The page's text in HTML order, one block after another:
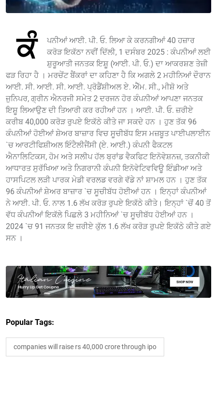
ਕੰ
ਪਨੀਆਂ ਆਈ. ਪੀ. ਓ. ਲਿਆ ਕੇ ਕਰਨਗੀਆਂ 40 ਹਜ਼ਾਰ
ਕਰੋੜ ਇਕੱਠਾ ਨਵੀਂ ਦਿੱਲੀ, 1 ਦਸੰਬਰ 2025 : ਕੰਪਨੀਆਂ ਲਈ
ਸ਼ੁਰੂਆਤੀ ਜਨਤਕ ਇਸ਼ੂ (ਆਈ. ਪੀ. ਓ.) ਦਾ ਆਕਰਸ਼ਣ ਤੇਜ਼ੀ
ਫੜ ਰਿਹਾ ਹੈ । ਮਰਚੇਂਟ ਬੈਂਕਰਾਂ ਦਾ ਕਹਿਣਾ ਹੈ ਕਿ ਅਗਲੇ 2 ਮਹੀਨਿਆਂ ਦੌਰਾਨ
ਆਈ. ਸੀ. ਆਈ. ਸੀ. ਆਈ. ਪ੍ਰੋਡੈਂਸ਼ੀਅਲ ਏ. ਐੱਮ. ਸੀ., ਮੀਸ਼ੋ ਅਤੇ
ਜੁਨਿਪਰ, ਗ੍ਰੀਨ ਐਨਰਜੀ ਸਮੇਤ 2 ਦਰਜਨ ਹੋਰ ਕੰਪਨੀਆਂ ਆਪਣਾ ਜਨਤਕ
ਇਸ਼ੂ ਲਿਆਉਣ ਦੀ ਤਿਆਰੀ ਕਰ ਰਹੀਆਂ ਹਨ । ਆਈ. ਪੀ. ਓ. ਜ਼ਰੀਏ
ਕਰੀਬ 40,000 ਕਰੋੜ ਰੁਪਏ ਇਕੱਠੇ ਕੀਤੇ ਜਾ ਸਕਦੇ ਹਨ । ਹੁਣ ਤੱਕ 96
ਕੰਪਨੀਆਂ ਹੋਈਆਂ ਸ਼ੇਅਰ ਬਾਜ਼ਾਰ ਵਿਚ ਸੂਚੀਬੱਧ ਇਸ ਮਜ਼ਬੂਤ ਪਾਈਪਲਾਈਨ
`ਚ ਆਰਟੀਫਿਸ਼ੀਅਲ ਇੰਟੈਲੀਜੈਂਸੀ (ਏ. ਆਈ.) ਕੰਪਨੀ ਫੈਕਟਲ
ਐਨਾਲਿਟਿਕਸ, ਹੋਮ ਅਤੇ ਸਲੀਪ ਹੱਲ ਬ੍ਰਾਂਡ ਵੈਕਫਿਟ ਇਨੋਵੇਸ਼ਨਜ਼, ਤਕਨੀਕੀ
ਆਧਾਰਤ ਸੁਰੱਖਿਆ ਅਤੇ ਨਿਗਰਾਨੀ ਕੰਪਨੀ ਇਨੋਵੇਟਿਵਵਿਊ ਇੰਡੀਆ ਅਤੇ
ਹਾਸਪਿਟਲ ਲੜੀ ਪਾਰਕ ਮੇਡੀ ਵਰਲਡ ਵਰਗੇ ਵੱਡੇ ਨਾਂ ਸ਼ਾਮਲ ਹਨ । ਹੁਣ ਤੱਕ
96 ਕੰਪਨੀਆਂ ਸ਼ੇਅਰ ਬਾਜ਼ਾਰ `ਚ ਸੂਚੀਬੱਧ ਹੋਈਆਂ ਹਨ । ਇਨ੍ਹਾਂ ਕੰਪਨੀਆਂ
ਨੇ ਆਈ. ਪੀ. ਓ. ਨਾਲ 1.6 ਲੱਖ ਕਰੋੜ ਰੁਪਏ ਇਕੱਠੇ ਕੀਤੇ। ਇਨ੍ਹਾਂ `ਚੋਂ 40 ਤੋਂ
ਵੱਧ ਕੰਪਨੀਆਂ ਇਕੱਲੇ ਪਿਛਲੇ 3 ਮਹੀਨਿਆਂ `ਚ ਸੂਚੀਬੱਧ ਹੋਈਆਂ ਹਨ ।
2024 `ਚ 91 ਜਨਤਕ ਇ ਜ਼ਰੀਏ ਕੁੱਲ 1.6 ਲੱਖ ਕਰੋੜ ਰੁਪਏ ਇਕੱਠੇ ਕੀਤੇ ਗਏ
ਸਨ ।
Popular Tags:
companies will raise rs 40,000 crore through ipo